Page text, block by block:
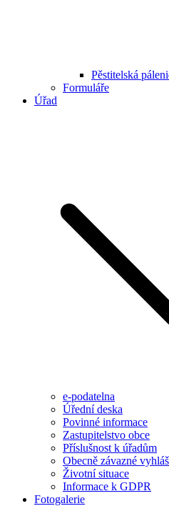
Pěstitelská
Formuláře
Úřad
e-podatelna
Úřední deska
Povinné informace
Zastupitelstvo obce
Příslušnost k úřadům
Obecně závazné
Životní situace
Informace k GDPR
Fotogalerie